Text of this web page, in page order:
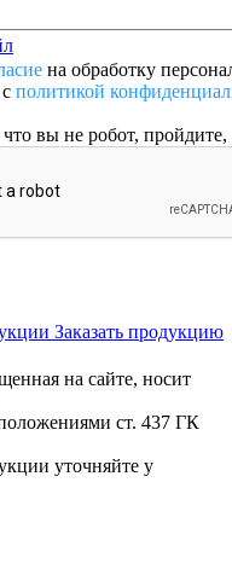
на обработку
политикой
вы не робот,
Заказать продукцию
на сайте, носит
ст. 437 ГК
уточняйте у